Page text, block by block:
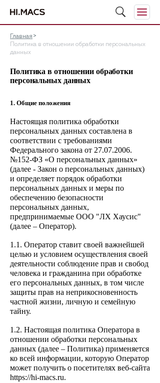
Главная
Политика в отношении обработки персональных
данных
Политика в отношении обработки
персональных данных
1. Общие положения
Настоящая политика обработки
персональных данных составлена в
соответствии с требованиями
Федерального закона от 27.07.2006.
№152-ФЗ «О персональных данных»
(далее - Закон о персональных данных)
и определяет порядок обработки
персональных данных и меры по
обеспечению безопасности
персональных данных,
предпринимаемые ООО "ЛХ Хаусис"
(далее – Оператор).
1.1. Оператор ставит своей важнейшей
целью и условием осуществления своей
деятельности соблюдение прав и свобод
человека и гражданина при обработке
его персональных данных, в том числе
защиты прав на неприкосновенность
частной жизни, личную и семейную
тайну.
1.2. Настоящая политика Оператора в
отношении обработки персональных
данных (далее – Политика) применяется
ко всей информации, которую Оператор
может получить о посетителях веб-сайта
https://hi-macs.ru.